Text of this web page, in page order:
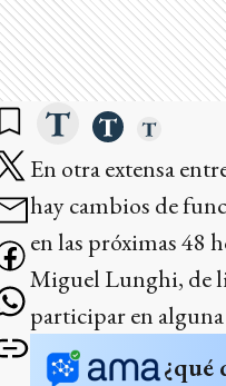
En otra extensa
hay cambios de
en las próximas 48
Miguel Lunghi, de
participar en
¿qué